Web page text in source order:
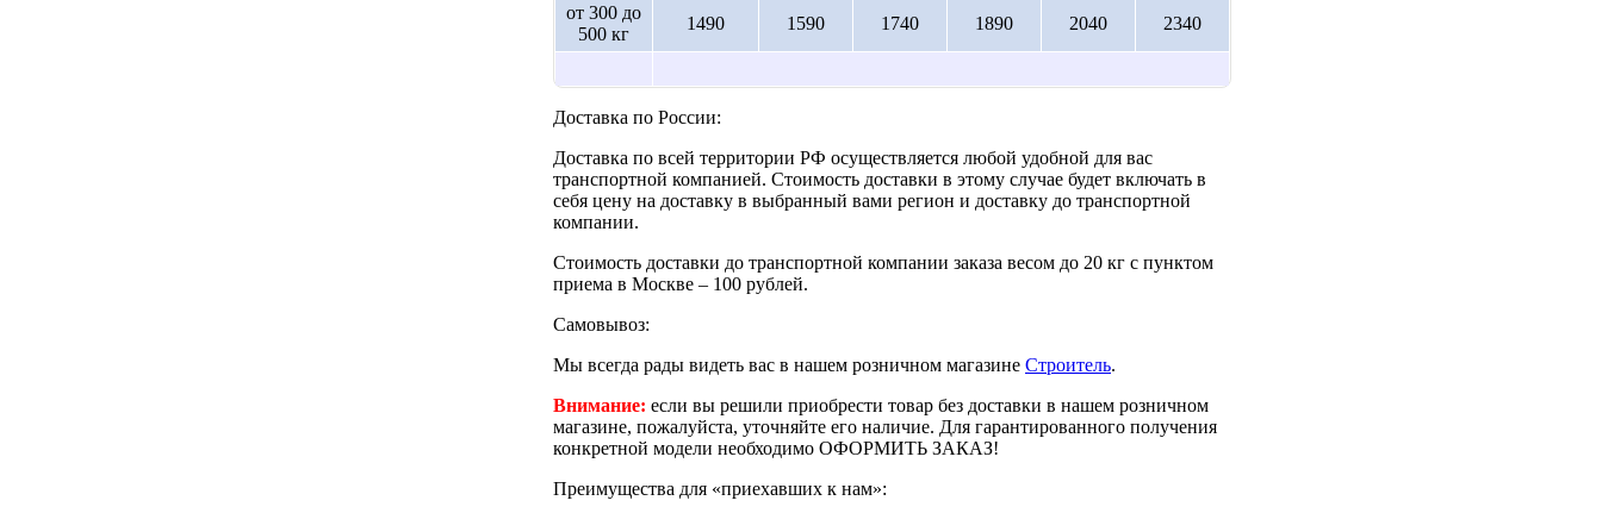
от 300 до
500 кг
1490 1590 1740 1890 2040 2340
Доставка по России:
Доставка по всей территории РФ осуществляется любой удобной для вас
транспортной компанией. Стоимость доставки в этому случае будет включать в
себя цену на доставку в выбранный вами регион и доставку до транспортной
компании.
Стоимость доставки до транспортной компании заказа весом до 20 кг с пунктом
приема в Москве – 100 рублей.
Самовывоз:
Мы всегда рады видеть вас в нашем розничном магазине Строитель.
Внимание: если вы решили приобрести товар без доставки в нашем розничном
магазине, пожалуйста, уточняйте его наличие. Для гарантированного получения
конкретной модели необходимо ОФОРМИТЬ ЗАКАЗ!
Преимущества для «приехавших к нам»: